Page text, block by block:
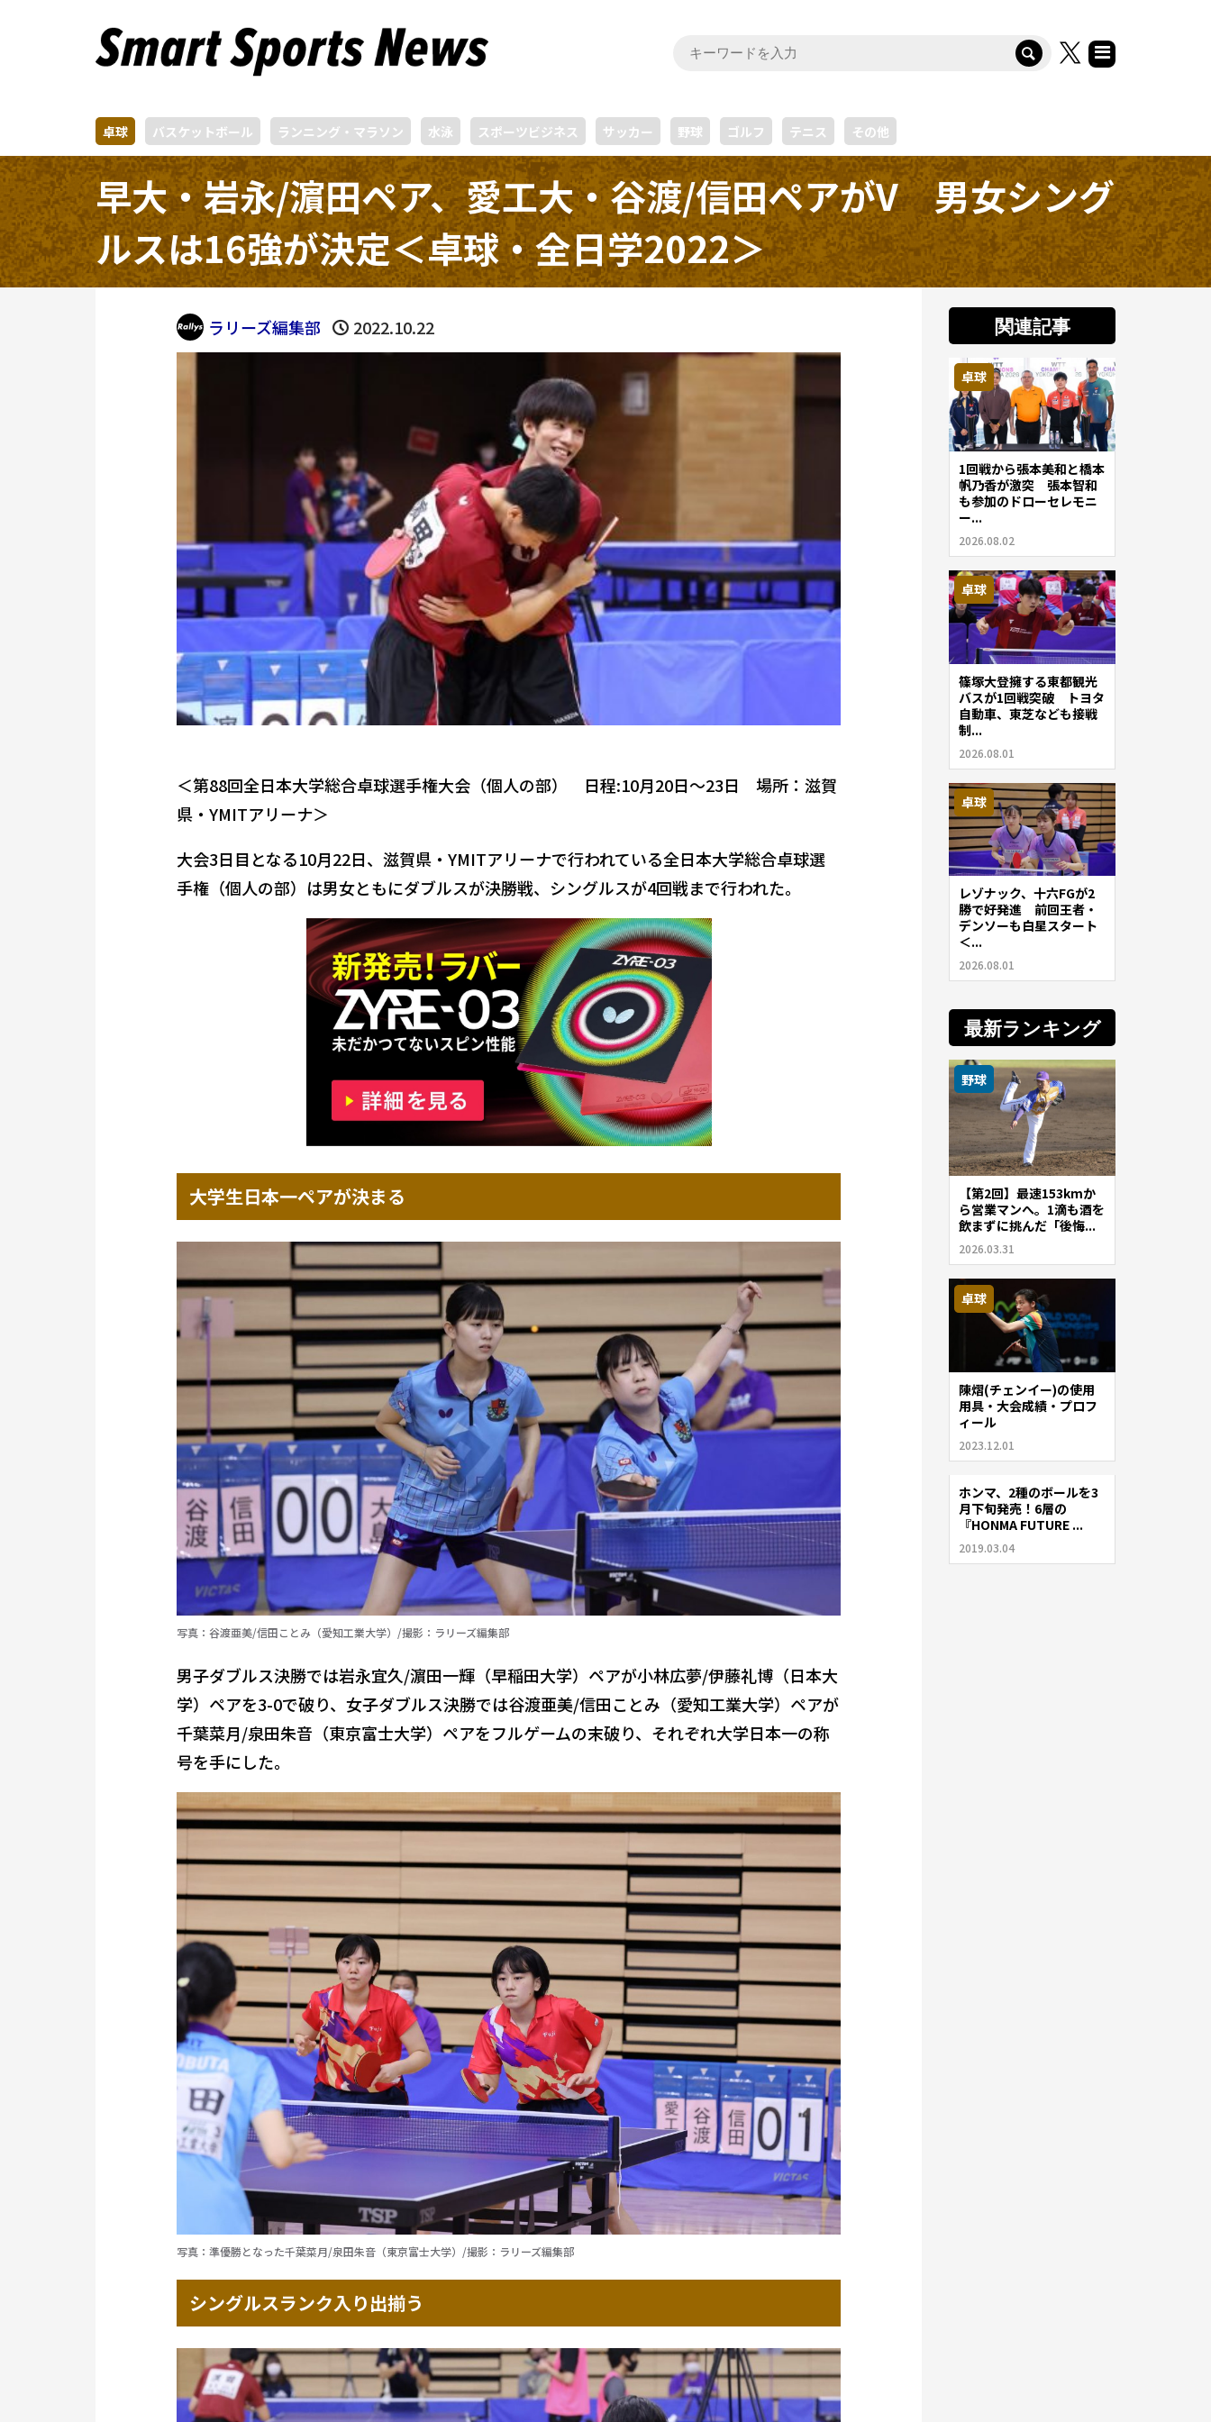
卓球 バスケットボール ランニング・マラソン 水泳 スポーツビジネス サッカー 野球 ゴルフ テニス その他
早大・岩永/濵田ペア、愛工大・谷渡/信田ペアがV 男女シング
ルスは16強が決定＜卓球・全日学2022＞
ラリーズ編集部 2022.10.22
＜第88回全日本大学総合卓球選手権大会（個人の部） 日程:10月20日～23日 場所：滋賀
県・YMITアリーナ＞
大会3日目となる10月22日、滋賀県・YMITアリーナで行われている全日本大学総合卓球選
手権（個人の部）は男女ともにダブルスが決勝戦、シングルスが4回戦まで行われた。
大学生日本一ペアが決まる
写真：谷渡亜美/信田ことみ（愛知工業大学）/撮影：ラリーズ編集部
男子ダブルス決勝では岩永宜久/濵田一輝（早稲田大学）ペアが小林広夢/伊藤礼博（日本大
学）ペアを3-0で破り、女子ダブルス決勝では谷渡亜美/信田ことみ（愛知工業大学）ペアが
千葉菜月/泉田朱音（東京富士大学）ペアをフルゲームの末破り、それぞれ大学日本一の称
号を手にした。
写真：準優勝となった千葉菜月/泉田朱音（東京富士大学）/撮影：ラリーズ編集部
シングルスランク入り出揃う
関連記事
卓球
1回戦から張本美和と橋本
帆乃香が激突 張本智和
も参加のドローセレモニ
ー...
2026.08.02
卓球
篠塚大登擁する東都観光
バスが1回戦突破 トヨタ
自動車、東芝なども接戦
制...
2026.08.01
卓球
レゾナック、十六FGが2
勝で好発進 前回王者・
デンソーも白星スタート
＜...
2026.08.01
最新ランキング
野球
【第2回】最速153kmか
ら営業マンへ。1滴も酒を
飲まずに挑んだ「後悔...
2026.03.31
卓球
陳熠(チェンイー)の使用
用具・大会成績・プロフ
ィール
2023.12.01
ゴルフ
ホンマ、2種のボールを3
月下旬発売！6層の
『HONMA FUTURE ...
2019.03.04